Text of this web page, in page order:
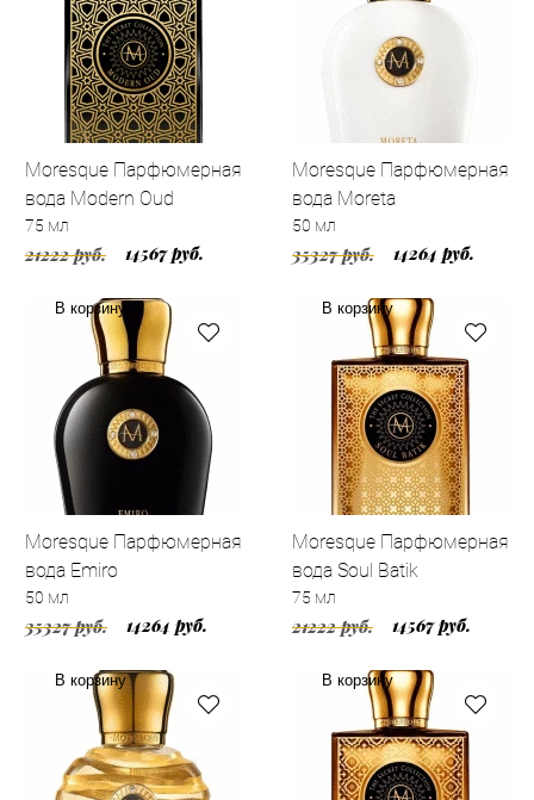
Moresque Парфюмерная
вода Modern Oud
75 мл
21222 руб. 14567 руб.
В корзину
Moresque Парфюмерная
вода Moreta
50 мл
35327 руб. 14264 руб.
В корзину
Moresque Парфюмерная
вода Emiro
50 мл
35327 руб. 14264 руб.
В корзину
Moresque Парфюмерная
вода Soul Batik
75 мл
21222 руб. 14567 руб.
В корзину